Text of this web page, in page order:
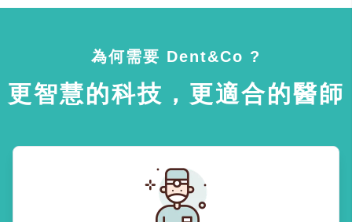
為何需要 Dent&Co ?
更智慧的科技，更適合的醫師